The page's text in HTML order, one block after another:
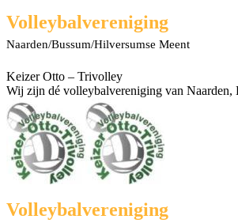
Spring
naar
content
Facebook
page
opens
new
window
X
page
opens
new
window
Rss
page
opens
new
window
YouTube
page
opens
new
window
Volleybalvereniging
Naarden/Bussum/Hilversumse Meent
Keizer Otto – Trivolley
Wij zijn dé volleybalvereniging van Naarden,
Volleybalvereniging